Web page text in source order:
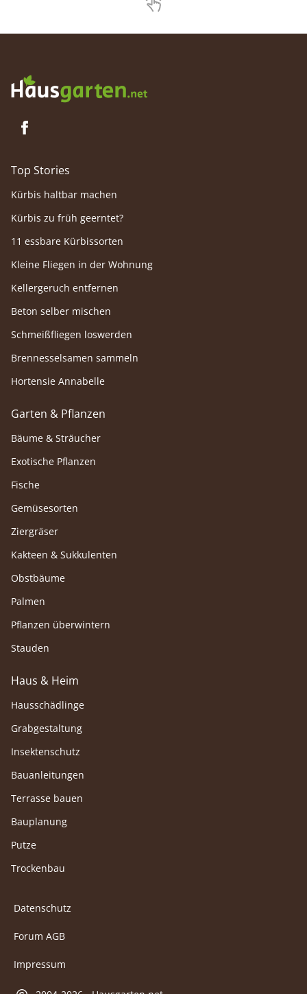
winterharte Stauden, von denen blühen
Top Stories
Kürbis haltbar machen
Kürbis zu früh geerntet?
11 essbare Kürbissorten
Kleine Fliegen in der Wohnung
Kellergeruch entfernen
Beton selber mischen
Schmeißfliegen loswerden
Brennesselsamen sammeln
Hortensie Annabelle
Garten & Pflanzen
Bäume & Sträucher
Exotische Pflanzen
Fische
Gemüsesorten
Ziergräser
Kakteen & Sukkulenten
Obstbäume
Palmen
Pflanzen überwintern
Stauden
Haus & Heim
Hausschädlinge
Grabgestaltung
Insektenschutz
Bauanleitungen
Terrasse bauen
Bauplanung
Putze
Trockenbau
Datenschutz
Forum AGB
Impressum